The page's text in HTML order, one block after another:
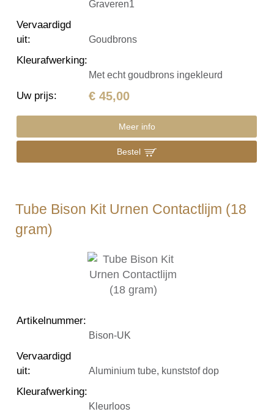
Graveren1
Vervaardigd
uit: Goudbrons
Kleurafwerking:
Met echt goudbrons ingekleurd
Uw prijs: € 45,00
Meer info
Bestel
Tube Bison Kit Urnen Contactlijm (18
gram)
Artikelnummer:
Bison-UK
Vervaardigd
uit: Aluminium tube, kunststof dop
Kleurafwerking:
Kleurloos